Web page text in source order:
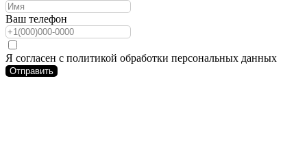
Ваш телефон
Я согласен с политикой обработки персональных данных
Отправить